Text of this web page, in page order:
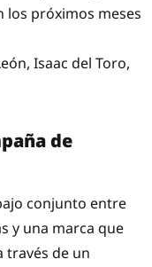
los próximos meses
Isaac del Toro,
de
conjunto entre
y una marca que
través de un